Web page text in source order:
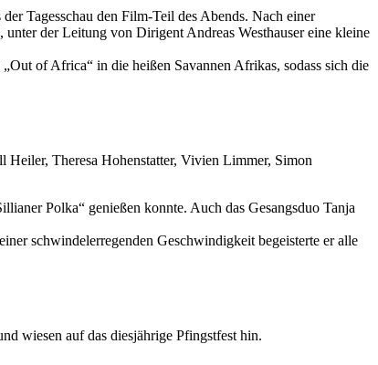
Tagesschau den Film-Teil des Abends. Nach einer
der Leitung von Dirigent Andreas Westhauser eine kleine
of Africa“ in die heißen Savannen Afrikas, sodass sich die
Theresa Hohenstatter, Vivien Limmer, Simon
Polka“ genießen konnte. Auch das Gesangsduo Tanja
schwindelerregenden Geschwindigkeit begeisterte er alle
wiesen auf das diesjährige Pfingstfest hin.